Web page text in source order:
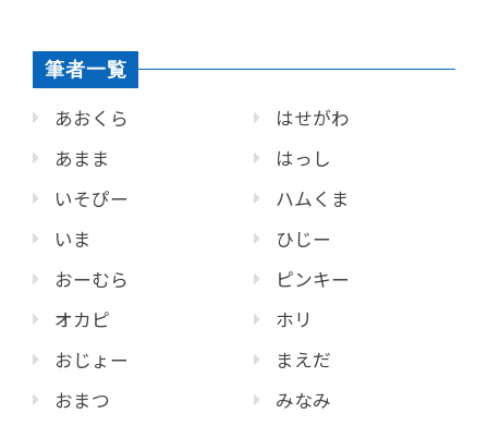
筆者一覧
あおくら
あまま
いそぴー
いま
おーむら
オカピ
おじょー
おまつ
はせがわ
はっし
ハムくま
ひじー
ピンキー
ホリ
まえだ
みなみ